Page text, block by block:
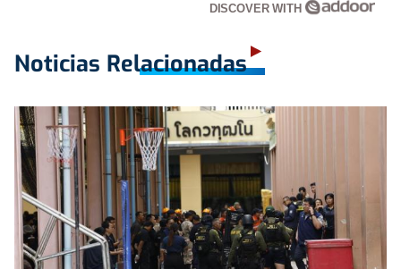
DISCOVER WITH
Noticias Relacionadas